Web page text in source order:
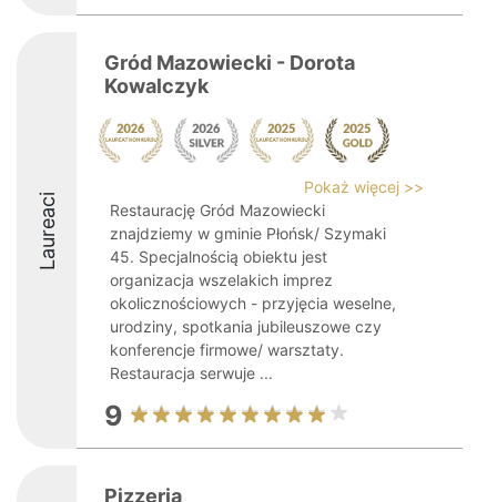
Laureaci
Gród Mazowiecki - Dorota
Kowalczyk
Pokaż więcej >>
Restaurację Gród Mazowiecki
znajdziemy w gminie Płońsk/ Szymaki
45. Specjalnością obiektu jest
organizacja wszelakich imprez
okolicznościowych - przyjęcia weselne,
urodziny, spotkania jubileuszowe czy
konferencje firmowe/ warsztaty.
Restauracja serwuje ...
9
Pizzeria